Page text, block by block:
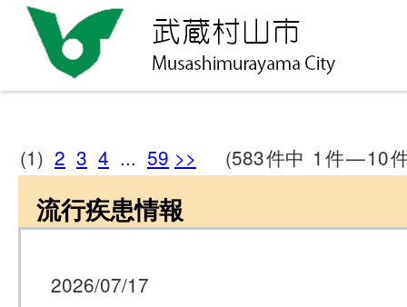
(1) 2 3 4 ... 59 >> (583件中 1 件—10
流行疾患情報
2026/07/17